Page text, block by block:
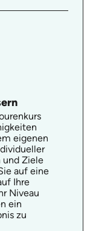
eigenen
und Ziele
auf eine
Ihre
Niveau
ein
zu